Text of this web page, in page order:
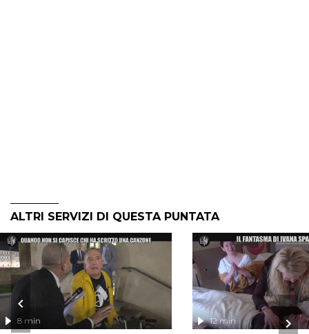
ALTRI SERVIZI DI QUESTA PUNTATA
8 min 12 min